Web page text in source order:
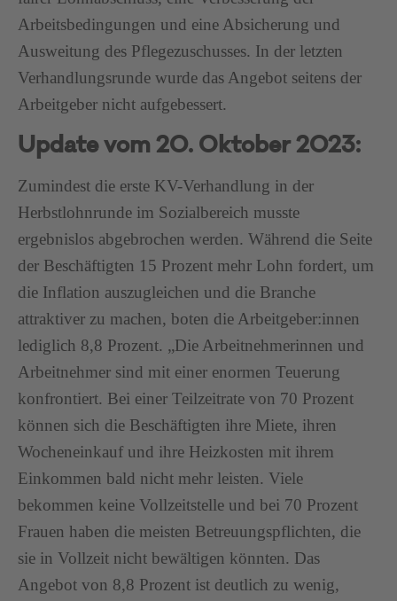
Arbeitsbedingungen und eine Absicherung und
Ausweitung des Pflegezuschusses. In der letzten
Verhandlungsrunde wurde das Angebot seitens der
Arbeitgeber nicht aufgebessert.
Update vom 20. Oktober 2023:
Zumindest die erste KV-Verhandlung in der
Herbstlohnrunde im Sozialbereich musste
ergebnislos abgebrochen werden. Während die Seite
der Beschäftigten 15 Prozent mehr Lohn fordert, um
die Inflation auszugleichen und die Branche
attraktiver zu machen, boten die Arbeitgeber:innen
lediglich 8,8 Prozent. „Die Arbeitnehmerinnen und
Arbeitnehmer sind mit einer enormen Teuerung
konfrontiert. Bei einer Teilzeitrate von 70 Prozent
können sich die Beschäftigten ihre Miete, ihren
Wocheneinkauf und ihre Heizkosten mit ihrem
Einkommen bald nicht mehr leisten. Viele
bekommen keine Vollzeitstelle und bei 70 Prozent
Frauen haben die meisten Betreuungspflichten, die
sie in Vollzeit nicht bewältigen könnten. Das
Angebot von 8,8 Prozent ist deutlich zu wenig,